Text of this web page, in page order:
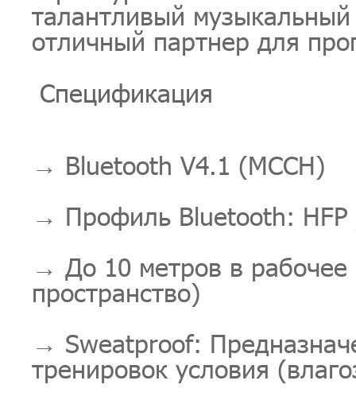
талантливый
отличный партнер для
Спецификация
→ Bluetooth V4.1 (МССН)
→ Профиль Bluetooth: HFP
→ До 10 метров в рабочее
пространство)
→ Sweatproof:
тренировок условия